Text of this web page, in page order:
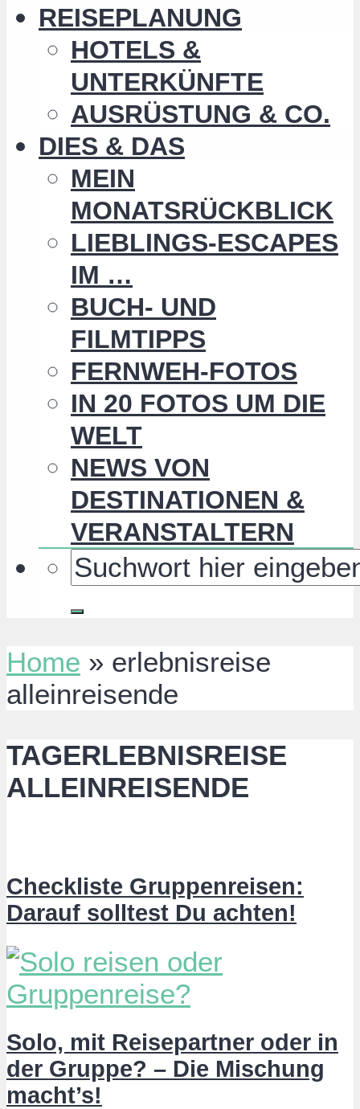
REISEPLANUNG
HOTELS &
UNTERKÜNFTE
AUSRÜSTUNG & CO.
DIES & DAS
MEIN
MONATSRÜCKBLICK
LIEBLINGS-ESCAPES
IM …
BUCH- UND
FILMTIPPS
FERNWEH-FOTOS
IN 20 FOTOS UM DIE
WELT
NEWS VON
DESTINATIONEN &
VERANSTALTERN
Home » erlebnisreise
alleinreisende
TAGERLEBNISREISE
ALLEINREISENDE
Checkliste Gruppenreisen:
Darauf solltest Du achten!
Solo, mit Reisepartner oder in
der Gruppe? – Die Mischung
macht’s!